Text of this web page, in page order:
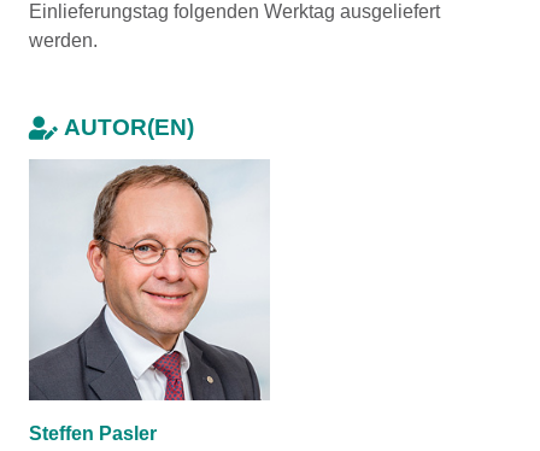
Einlieferungstag folgenden Werktag ausgeliefert
werden.
AUTOR(EN)
Steffen Pasler